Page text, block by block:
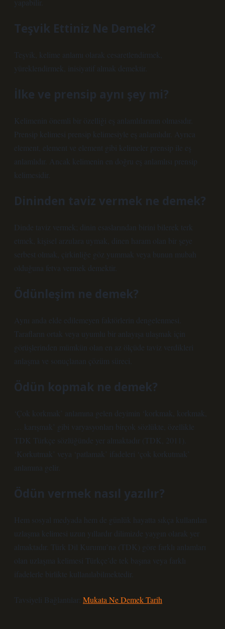
yapabilir.
Teşvik Ettiniz Ne Demek?
Teşvik, kelime anlamı olarak cesaretlendirmek,
yüreklendirmek, inisiyatif almak demektir.
İlke ve prensip aynı şey mi?
Kelimenin önemli bir özelliği eş anlamlılarının olmasıdır.
Prensip kelimesi prensip kelimesiyle eş anlamlıdır. Ayrıca
element, element ve element gibi kelimeler prensip ile eş
anlamlıdır. Ancak kelimenin en doğru eş anlamlısı prensip
kelimesidir.
Dininden taviz vermek ne demek?
Dinde taviz vermek; dinin esaslarından birini bilerek terk
etmek, kişisel arzulara uymak, dinen haram olan bir şeye
serbest olmak, çirkinliğe göz yummak veya bunun mubah
olduğuna fetva vermek demektir.
Ödünleşim ne demek?
Aynı anda elde edilemeyen faktörlerin dengelenmesi.
Tarafların ortak veya uyumlu bir anlayışa ulaşmak için
görüşlerinden mümkün olan en az ölçüde taviz verdikleri
anlaşma ve sonuçlanan çözüm süreci.
Ödün kopmak ne demek?
‘Çok korkmak’ anlamına gelen deyimin ‘korkmak, korkmak,
… karışmak’ gibi varyasyonları birçok sözlükte, özellikle
TDK Türkçe sözlüğünde yer almaktadır (TDK, 2011).
‘Korkutmak’ veya ‘patlamak’ ifadeleri ‘çok korkutmak’
anlamına gelir.
Ödün vermek nasıl yazılır?
Hem sosyal medyada hem de günlük hayatta sıkça kullanılan
uzlaşma kelimesi uzun yıllardır dilimizde yaygın olarak yer
almaktadır. Türk Dil Kurumu’na (TDK) göre farklı anlamları
olan uzlaşma kelimesi Türkçe’de tek başına veya farklı
ifadelerle birlikte kullanılabilmektedir.
Tavsiyeli Bağlantılar: Mukata Ne Demek Tarih